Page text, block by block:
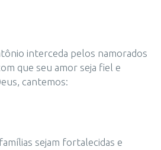
interceda pelos namorados
que seu amor seja fiel e
cantemos:
sejam fortalecidas e